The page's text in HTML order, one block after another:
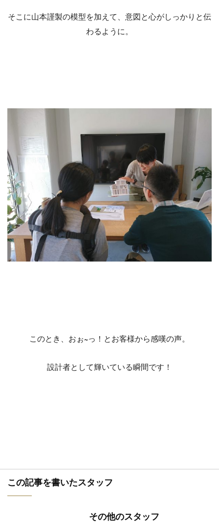
そこに山本謹製の模型を加えて、意図と心がしっかりと伝
わるように。
このとき、おぉ~っ！とお客様から感嘆の声。
設計者として輝いている瞬間です！
この記事を書いたスタッフ
その他のスタッフ